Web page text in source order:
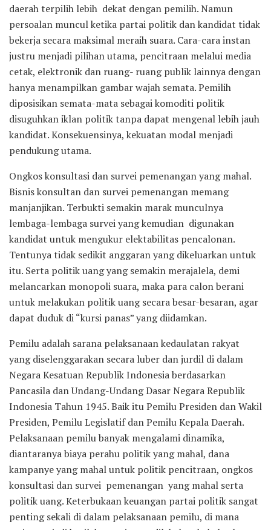
daerah terpilih lebih dekat dengan pemilih. Namun
persoalan muncul ketika partai politik dan kandidat tidak
bekerja secara maksimal meraih suara. Cara-cara instan
justru menjadi pilihan utama, pencitraan melalui media
cetak, elektronik dan ruang- ruang publik lainnya dengan
hanya menampilkan gambar wajah semata. Pemilih
diposisikan semata-mata sebagai komoditi politik
disuguhkan iklan politik tanpa dapat mengenal lebih jauh
kandidat. Konsekuensinya, kekuatan modal menjadi
pendukung utama.
Ongkos konsultasi dan survei pemenangan yang mahal.
Bisnis konsultan dan survei pemenangan memang
manjanjikan. Terbukti semakin marak munculnya
lembaga-lembaga survei yang kemudian digunakan
kandidat untuk mengukur elektabilitas pencalonan.
Tentunya tidak sedikit anggaran yang dikeluarkan untuk
itu. Serta politik uang yang semakin merajalela, demi
melancarkan monopoli suara, maka para calon berani
untuk melakukan politik uang secara besar-besaran, agar
dapat duduk di “kursi panas” yang diidamkan.
Pemilu adalah sarana pelaksanaan kedaulatan rakyat
yang diselenggarakan secara luber dan jurdil di dalam
Negara Kesatuan Republik Indonesia berdasarkan
Pancasila dan Undang-Undang Dasar Negara Republik
Indonesia Tahun 1945. Baik itu Pemilu Presiden dan Wakil
Presiden, Pemilu Legislatif dan Pemilu Kepala Daerah.
Pelaksanaan pemilu banyak mengalami dinamika,
diantaranya biaya perahu politik yang mahal, dana
kampanye yang mahal untuk politik pencitraan, ongkos
konsultasi dan survei pemenangan yang mahal serta
politik uang. Keterbukaan keuangan partai politik sangat
penting sekali di dalam pelaksanaan pemilu, di mana